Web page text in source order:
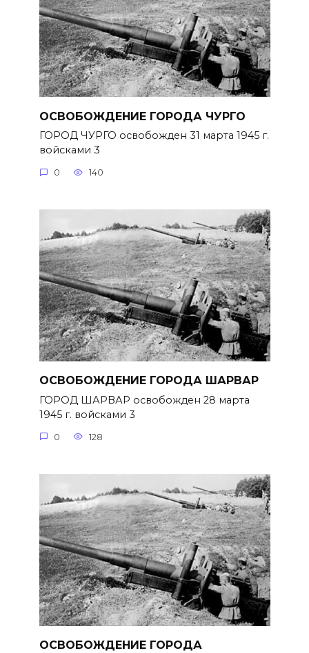
ОСВОБОЖДЕНИЕ ГОРОДА ЧУРГО
ГОРОД ЧУРГО освобожден 31 марта 1945 г.
войсками 3
0 140
ОСВОБОЖДЕНИЕ ГОРОДА ШАРВАР
ГОРОД ШАРВАР освобожден 28 марта
1945 г. войсками 3
0 128
ОСВОБОЖДЕНИЕ ГОРОДА